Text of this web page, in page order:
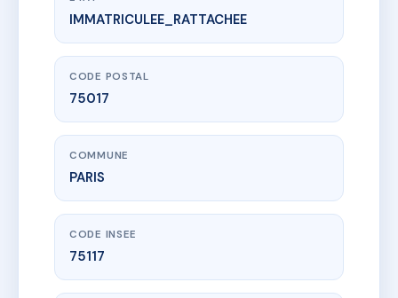
www.vme.plus/AE5031281
SDC 13 JOUFFROY D'ABBANS
13 r jouffroy d'abbans
IMMATRICULEE_RATTACHEE
CODE POSTAL
75017
COMMUNE
PARIS
CODE INSEE
75117